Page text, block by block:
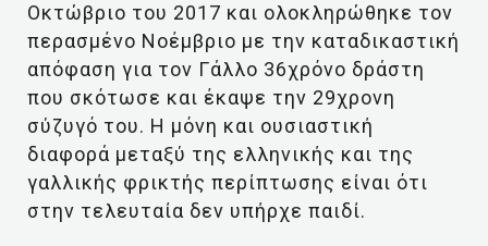
Οκτώβριο του 2017 και ολοκληρώθηκε τον
περασμένο Νοέμβριο με την καταδικαστική
απόφαση για τον Γάλλο 36χρόνο δράστη
που σκότωσε και έκαψε την 29χρονη
σύζυγό του. Η μόνη και ουσιαστική
διαφορά μεταξύ της ελληνικής και της
γαλλικής φρικτής περίπτωσης είναι ότι
στην τελευταία δεν υπήρχε παιδί.